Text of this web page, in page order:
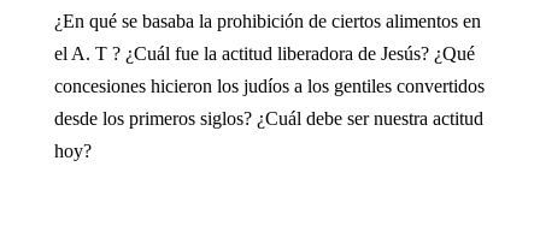
¿En qué se basaba la prohibición de ciertos alimentos en
el A. T ? ¿Cuál fue la actitud liberadora de Jesús? ¿Qué
concesiones hicieron los judíos a los gentiles convertidos
desde los primeros siglos? ¿Cuál debe ser nuestra actitud
hoy?